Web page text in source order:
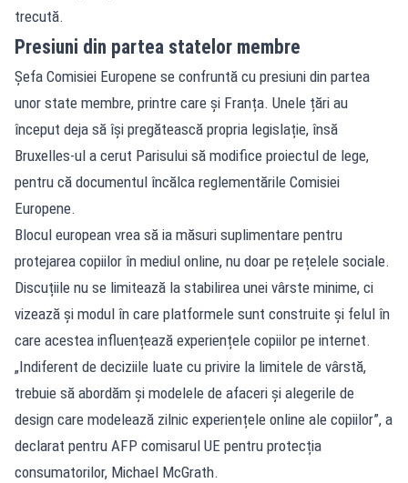
trecută.
Presiuni din partea statelor membre
Șefa Comisiei Europene se confruntă cu presiuni din partea
unor state membre, printre care și Franța. Unele țări au
început deja să își pregătească propria legislație, însă
Bruxelles-ul a cerut Parisului să modifice proiectul de lege,
pentru că documentul încălca reglementările Comisiei
Europene.
Blocul european vrea să ia măsuri suplimentare pentru
protejarea copiilor în mediul online, nu doar pe rețelele sociale.
Discuțiile nu se limitează la stabilirea unei vârste minime, ci
vizează și modul în care platformele sunt construite și felul în
care acestea influențează experiențele copiilor pe internet.
„Indiferent de deciziile luate cu privire la limitele de vârstă,
trebuie să abordăm și modelele de afaceri și alegerile de
design care modelează zilnic experiențele online ale copiilor”, a
declarat pentru AFP comisarul UE pentru protecția
consumatorilor, Michael McGrath.